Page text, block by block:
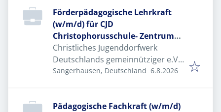
Förderpädagogische Lehrkraft
(w/m/d) für CJD
Christophorusschule- Zentrum
sonderpädagogischer/inklusiver
Bildung
Christliches Jugenddorfwerk
Deutschlands gemeinnütziger e.V.
(CJD)
Sangerhausen, Deutschland Veröffentlicht:
6.8.2026
Pädagogische Fachkraft (w/m/d)